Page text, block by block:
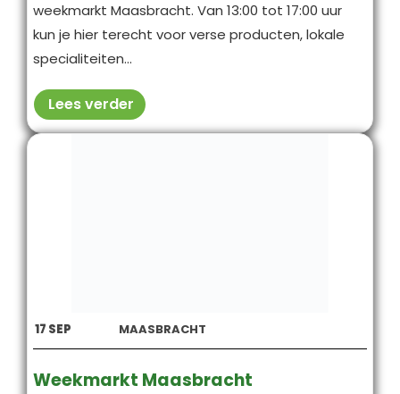
weekmarkt Maasbracht. Van 13:00 tot 17:00 uur
kun je hier terecht voor verse producten, lokale
specialiteiten...
Lees verder
17 SEP MAASBRACHT
Weekmarkt Maasbracht